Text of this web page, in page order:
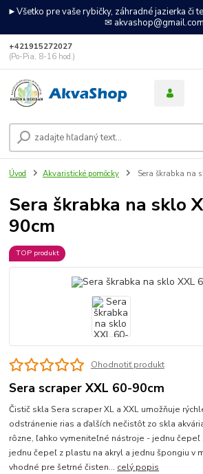
►Všetko pre vaše rybičky, záhradné jazierka
✉ akvashop@gmail.com
+421915272027
(Po-Pia, 8-16 hod.)
Úvod Akvaristické pomôcky Sera škrabka na
Sera škrabka na sklo
90cm
TOP produkt
Ohodnotiť produkt
Sera scraper XXL 60-90cm
Čistič skla Sera scraper XL a XXL umožňuje
odstránenie rias a ďalších nečistôt zo skla
rôzne, ľahko vymeniteľné nástroje - jednu čepeľ
jednu čepeľ z plastu na akryl a jednu špongiu v
vhodné pre šetrné čisten... celý popis